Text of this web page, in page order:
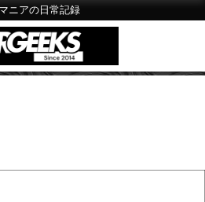
ニアの日常記録